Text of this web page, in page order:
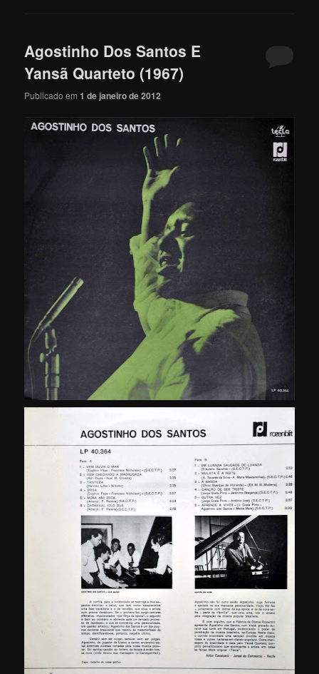
Agostinho Dos Santos E
Yansã Quarteto (1967)
Publicado em1 de janeiro de 2012